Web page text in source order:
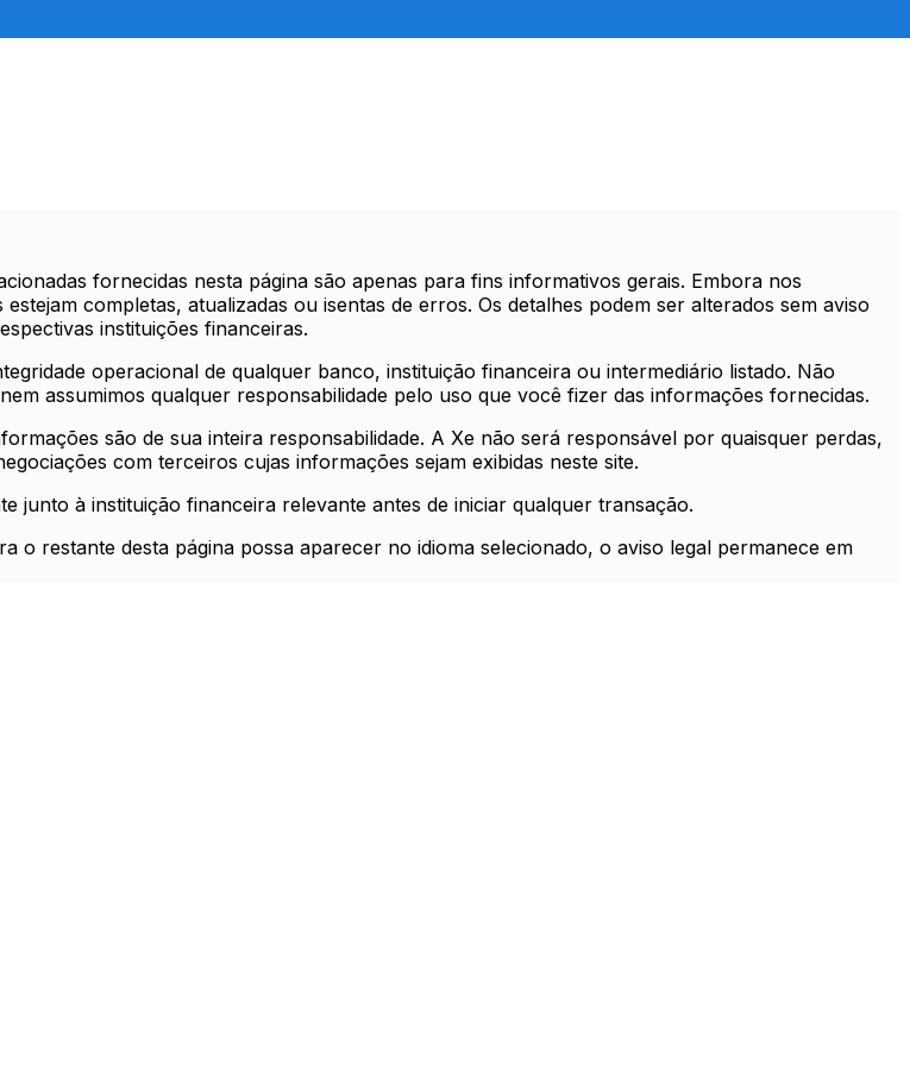
fornecidas nesta página são apenas para fins informativos gerais. Embora nos
completas, atualizadas ou isentas de erros. Os detalhes podem ser alterados sem aviso
instituições financeiras.
operacional de qualquer banco, instituição financeira ou intermediário listado. Não
assumimos qualquer responsabilidade pelo uso que você fizer das informações fornecidas.
são de sua inteira responsabilidade. A Xe não será responsável por quaisquer perdas,
com terceiros cujas informações sejam exibidas neste site.
junto à instituição financeira relevante antes de iniciar qualquer transação.
o restante desta página possa aparecer no idioma selecionado, o aviso legal permanece em